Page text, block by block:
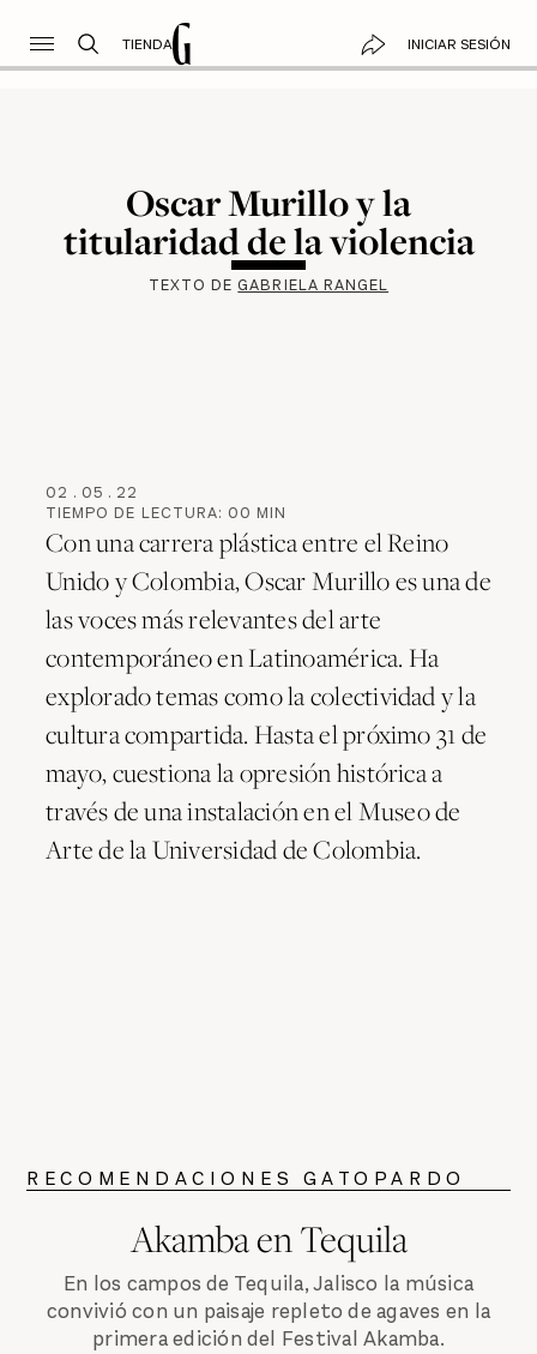
TIENDA INICIAR SESIÓN
Oscar Murillo y la
titularidad de la violencia
TEXTO DEGABRIELA RANGEL
02 . 05 . 22
TIEMPO DE LECTURA: 00 MIN
Con una carrera plástica entre el Reino
Unido y Colombia, Oscar Murillo es una de
las voces más relevantes del arte
contemporáneo en Latinoamérica. Ha
explorado temas como la colectividad y la
cultura compartida. Hasta el próximo 31 de
mayo, cuestiona la opresión histórica a
través de una instalación en el Museo de
Arte de la Universidad de Colombia.
RECOMENDACIONES GATOPARDO
Akamba en Tequila
En los campos de Tequila, Jalisco la música
convivió con un paisaje repleto de agaves en la
primera edición del Festival Akamba.